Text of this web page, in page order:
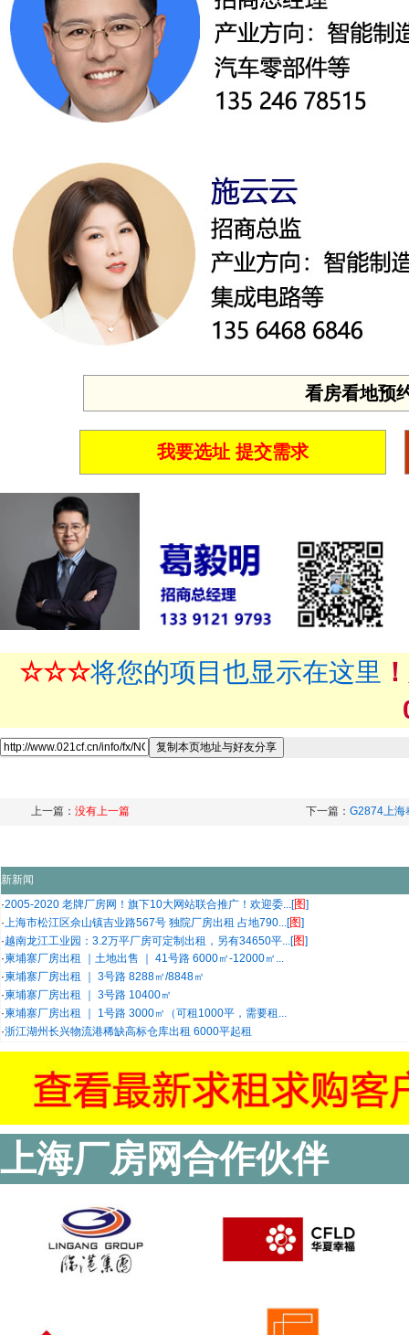
看房看地预
我要选址 提交需求
☆☆☆将您的项目也显示在这里
上一篇： 没有上一篇 下一篇： G2874上海
新新闻
·2005-2020 老牌厂房网！旗下10大网站联合推广！欢迎委...[图]
·上海市松江区佘山镇吉业路567号 独院厂房出租 占地790...[图]
·越南龙江工业园：3.2万平厂房可定制出租，另有34650平...[图]
·柬埔寨厂房出租 ｜土地出售 ｜ 41号路 6000㎡-12000㎡...
·柬埔寨厂房出租 ｜ 3号路 8288㎡/8848㎡
·柬埔寨厂房出租 ｜ 3号路 10400㎡
·柬埔寨厂房出租 ｜ 1号路 3000㎡（可租1000平，需要租...
·浙江湖州长兴物流港稀缺高标仓库出租 6000平起租
上海厂房网合作伙伴